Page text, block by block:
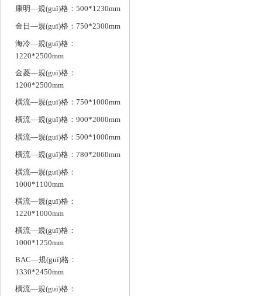
康明—規(guī)格：500*1230mm
金日—規(guī)格：750*2300mm
海冷—規(guī)格：
1220*2500mm
金菱—規(guī)格：
1200*2500mm
橫流—規(guī)格：750*1000mm
橫流—規(guī)格：900*2000mm
橫流—規(guī)格：500*1000mm
橫流—規(guī)格：780*2060mm
橫流—規(guī)格：
1000*1100mm
橫流—規(guī)格：
1220*1000mm
橫流—規(guī)格：
1000*1250mm
BAC—規(guī)格：
1330*2450mm
橫流—規(guī)格：